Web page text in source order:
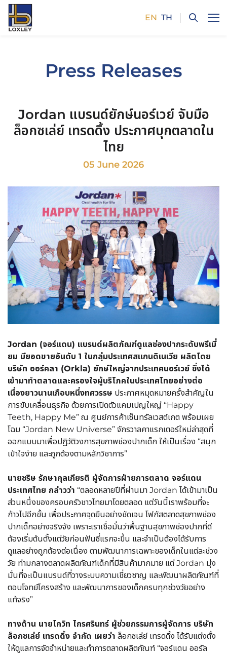
EN TH
Press Releases
Jordan แบรนด์ยักษ์นอร์เวย์ จับมือ
ล็อกซเล่ย์ เทรดดิ้ง ประกาศบุกตลาดใน
ไทย
05 June 2026
Jordan (จอร์แดน) แบรนด์ผลิตภัณฑ์ดูแลช่องปากระดับพรีเมี่
ยม มียอดขายอันดับ 1 ในกลุ่มประเทศสแกนดิเนเวีย ผลิตโดย
บริษัท ออร์คลา (Orkla) ยักษ์ใหญ่จากประเทศนอร์เวย์ ซึ่งได้
เข้ามาทำตลาดและครองใจผู้บริโภคในประเทศไทยอย่างต่อ
เนื่องยาวนานเกือบหนึ่งทศวรรษ ประกาศหมุดหมายครั้งสำคัญใน
การขับเคลื่อนธุรกิจ ด้วยการเปิดตัวแคมเปญใหญ่ “Happy
Teeth, Happy Me” ณ ศูนย์การค้าเซ็นทรัลเวสต์เกต พร้อมเผย
โฉม “Jordan New Universe” จักรวาลคาแรกเตอร์ใหม่ล่าสุดที่
ออกแบบมาเพื่อปฏิวัติวงการสุขภาพช่องปากเด็ก ให้เป็นเรื่อง “สนุก
เข้าใจง่าย และถูกต้องตามหลักวิชาการ”
นายชริษ รักษากุลเกียรติ ผู้จัดการฝ่ายการตลาด จอร์แดน
ประเทศไทย กล่าวว่า “ตลอดหลายปีที่ผ่านมา Jordan ได้เข้ามาเป็น
ส่วนหนึ่งของครอบครัวชาวไทยมาโดยตลอด แต่วันนี้เราพร้อมที่จะ
ก้าวไปอีกขั้น เพื่อประกาศจุดยืนอย่างชัดเจน โฟกัสตลาดสุขภาพช่อง
ปากเด็กอย่างจริงจัง เพราะเราเชื่อมั่นว่าพื้นฐานสุขภาพช่องปากที่ดี
ต้องเริ่มต้นตั้งแต่วัยก่อนฟันซี่แรกจะขึ้น และจำเป็นต้องได้รับการ
ดูแลอย่างถูกต้องต่อเนื่อง ตามพัฒนาการเฉพาะของเด็กในแต่ละช่วง
วัย ท่ามกลางตลาดผลิตภัณฑ์เด็กที่มีสินค้ามากมาย แต่ Jordan มุ่ง
มั่นที่จะเป็นแบรนด์ที่วางระบบความเชี่ยวชาญ และพัฒนาผลิตภัณฑ์ที่
ตอบโจทย์โครงสร้าง และพัฒนาการของเด็กครบทุกช่วงวัยอย่าง
แท้จริง”
ทางด้าน นายโกวิท ไกรศรินทร์ ผู้ช่วยกรรมการผู้จัดการ บริษัท
ล็อกซเล่ย์ เทรดดิ้ง จำกัด เผยว่า ล็อกซเล่ย์ เทรดดิ้ง ได้รับแต่งตั้ง
ให้ดูแลการจัดจำหน่ายและทำการตลาดผลิตภัณฑ์ “จอร์แดน ออรัล